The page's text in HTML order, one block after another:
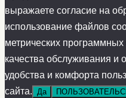
выражаете согласие на
использование файлов
метрических
качества обслуживания и
удобства и комфорта
сайта. Да